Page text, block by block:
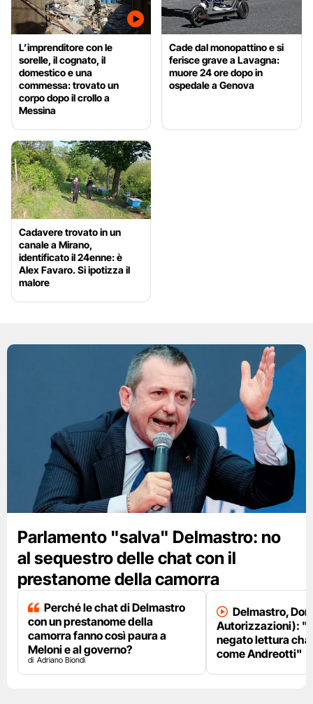
L’imprenditore con le
sorelle, il cognato, il
domestico e una
commessa: trovato un
corpo dopo il crollo a
Messina
Cade dal monopattino e si
ferisce grave a Lavagna:
muore 24 ore dopo in
ospedale a Genova
Cadavere trovato in un
canale a Mirano,
identificato il 24enne: è
Alex Favaro. Si ipotizza il
malore
Parlamento "salva" Delmastro: no
al sequestro delle chat con il
prestanome della camorra
Perché le chat di Delmastro
con un prestanome della
camorra fanno così paura a
Meloni e al governo?
Adriano Biondi
Delmastro,
Autorizzazioni):
negato lettura
come Andreotti"